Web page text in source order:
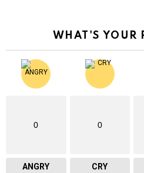
WHAT'S YOUR
0
ANGRY
0
CRY